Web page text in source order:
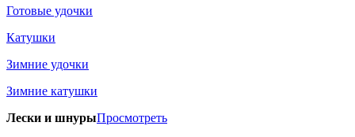
Готовые удочки
Катушки
Зимние удочки
Зимние катушки
Лески и шнурыПросмотреть